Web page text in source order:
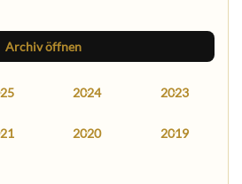
Archiv öffnen
2024 2023
2020 2019